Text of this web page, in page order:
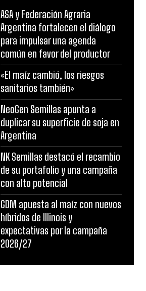
ASA y Federación Agraria
Argentina fortalecen el diálogo
para impulsar una agenda
común en favor del productor
«El maíz cambió, los riesgos
sanitarios también»
NeoGen Semillas apunta a
duplicar su superficie de soja en
Argentina
NK Semillas destacó el recambio
de su portafolio y una campaña
con alto potencial
GDM apuesta al maíz con nuevos
híbridos de Illinois y
expectativas por la campaña
2026/27